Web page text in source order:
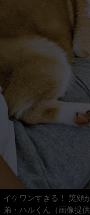
イケワンすぎる！ 笑顔
弟・ハルくん（画像提